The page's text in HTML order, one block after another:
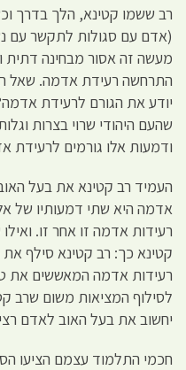
רב ששמו קטינא, הלך בדרך
(אדם עם סגולות לתקשר עם
מעשה זה אסור מבחינה דתית
התרחשה רעידת אדמה. שאל
יודע את הגורם לרעידת
שהעם היהודי שרוי בצרות
ודמעות אלו גורמים לרעידת
העמיד רב קטינא את בעל
אדמה היא שתי דמעותיו של
רעידות אדמה זו אחר זו.
קטינא כך: רב קטינא סילף
רעידות אדמה המאששים את
לסילוף המציאות משום שרב
יחשוב את בעל האוב לאדם
חכמי התלמוד עצמם הציעו